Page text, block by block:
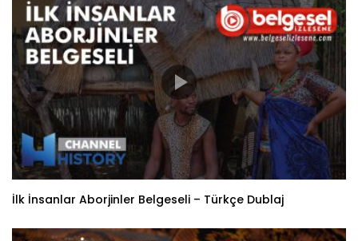
İlk İnsanlar Aborjinler Belgeseli – Türkçe Dublaj